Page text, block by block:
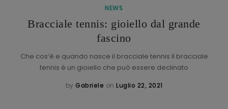
NEWS
Bracciale tennis: gioiello dal grande
fascino
Che cos’è e quando nasce il bracciale tennis Il bracciale
tennis è un gioiello che può essere declinato
by Gabriele on Luglio 22, 2021